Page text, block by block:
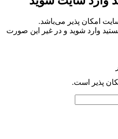
امکان پذیر می‌باشد.
وارد شوید و در غیر این صورت
پذیر است.